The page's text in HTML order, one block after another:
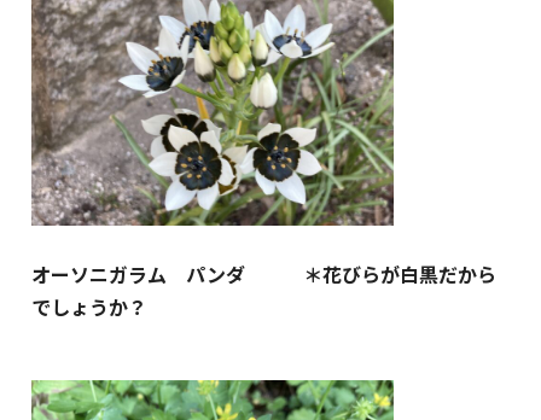
オーソニガラム パンダ ＊花びらが白黒だから
でしょうか？